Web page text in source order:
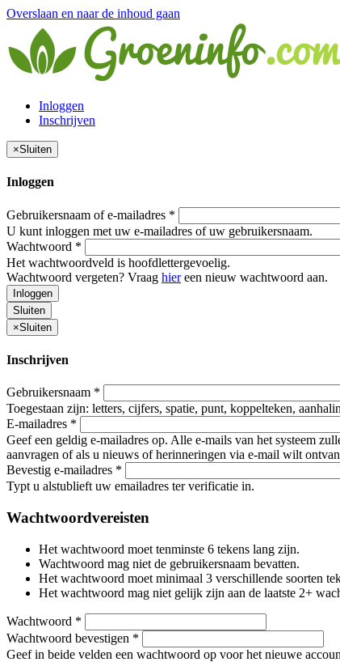
Overslaan en naar de inhoud gaan
Inloggen
Inschrijven
×Sluiten
Inloggen
Gebruikersnaam of e-mailadres *
U kunt inloggen met uw e-mailadres of uw gebruikersnaam.
Wachtwoord *
Het wachtwoordveld is hoofdlettergevoelig.
Wachtwoord vergeten? Vraag hiereen nieuw wachtwoord aan.
Inloggen
Sluiten
×Sluiten
Inschrijven
Gebruikersnaam *
Toegestaan zijn: letters, cijfers, spatie, punt, koppelteken,
E-mailadres *
Geef een geldig e-mailadres op. Alle e-mails van het systeem
aanvragen of als u nieuws of herinneringen via e-mail wilt
Bevestig e-mailadres *
Typt u alstublieft uw emailadres ter verificatie in.
Wachtwoordvereisten
Het wachtwoord moet tenminste 6 tekens lang zijn.
Wachtwoord mag niet de gebruikersnaam bevatten.
Het wachtwoord moet minimaal 3 verschillende soorten
Het wachtwoord mag niet gelijk zijn aan de laatste 2+
Wachtwoord *
Wachtwoord bevestigen *
Geef in beide velden een wachtwoord op voor het nieuwe